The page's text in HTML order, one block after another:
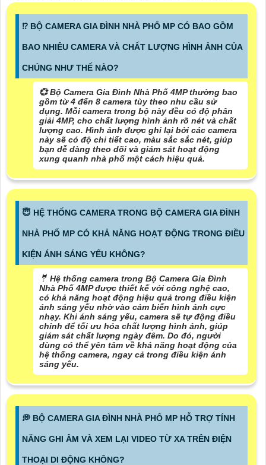
⁉️ BỘ CAMERA GIA ĐÌNH NHÀ PHỐ MP CÓ BAO GỒM
BAO NHIÊU CAMERA VÀ CHẤT LƯỢNG HÌNH ẢNH CỦA
CHÚNG NHƯ THẾ NÀO?
💞 Bộ Camera Gia Đình Nhà Phố 4MP thường bao
gồm từ 4 đến 8 camera tùy theo nhu cầu sử
dụng. Mỗi camera trong bộ này đều có độ phân
giải 4MP, cho chất lượng hình ảnh rõ nét và chất
lượng cao. Hình ảnh được ghi lại bởi các camera
này sẽ có độ chi tiết cao, màu sắc sắc nét, giúp
bạn dễ dàng theo dõi và giám sát hoạt động
xung quanh nhà phố một cách hiệu quả.
😇 HỆ THỐNG CAMERA TRONG BỘ CAMERA GIA ĐÌNH
NHÀ PHỐ MP CÓ KHẢ NĂNG HOẠT ĐỘNG TRONG ĐIỀU
KIỆN ÁNH SÁNG YẾU KHÔNG?
🤵 Hệ thống camera trong Bộ Camera Gia Đình
Nhà Phố 4MP được thiết kế với công nghệ cao,
có khả năng hoạt động hiệu quả trong điều kiện
ánh sáng yếu nhờ vào cảm biến hình ảnh cực
nhạy. Khi ánh sáng yếu, camera sẽ tự động điều
chỉnh để tối ưu hóa chất lượng hình ảnh, giúp
giám sát chất lượng ngày đêm. Do đó, người
dùng có thể yên tâm về khả năng hoạt động của
hệ thống camera, ngay cả trong điều kiện ánh
sáng yếu.
️💭 BỘ CAMERA GIA ĐÌNH NHÀ PHỐ MP HỖ TRỢ TÍNH
NĂNG GHI ÂM VÀ XEM LẠI VIDEO TỪ XA TRÊN ĐIỆN
THOẠI DI ĐỘNG KHÔNG?